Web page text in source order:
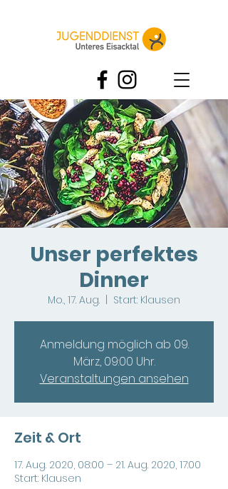
Unser perfektes
Dinner
Mo., 17. Aug. Start: Klausen
Anmeldung möglich ab 09.
März, 09:00 Uhr.
Veranstaltungen ansehen
Zeit & Ort
17. Aug. 2020, 08:00 – 21. Aug. 2020, 17:00
Start: Klausen